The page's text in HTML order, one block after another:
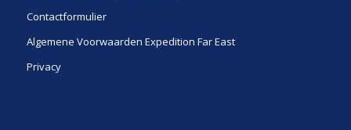
Contactformulier
Algemene Voorwaarden Expedition Far East
Privacy